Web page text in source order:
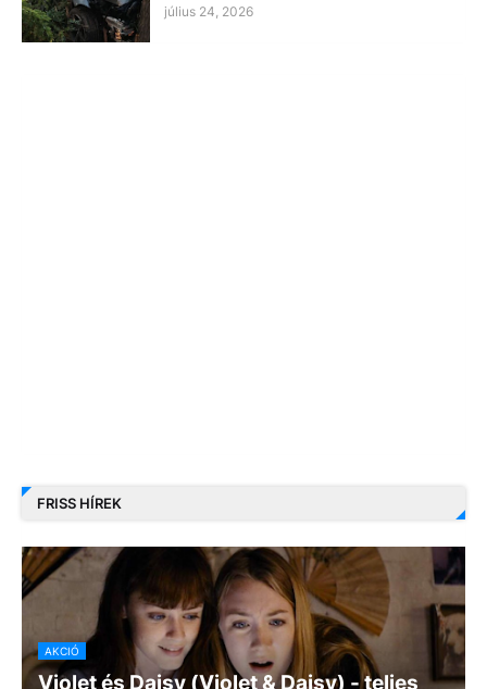
július 24, 2026
FRISS HÍREK
AKCIÓ
Violet és Daisy (Violet & Daisy) - teljes